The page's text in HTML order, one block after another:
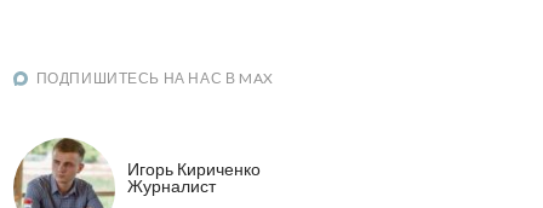
ПОДПИШИТЕСЬ НА НАС В MAX
Игорь Кириченко
Журналист